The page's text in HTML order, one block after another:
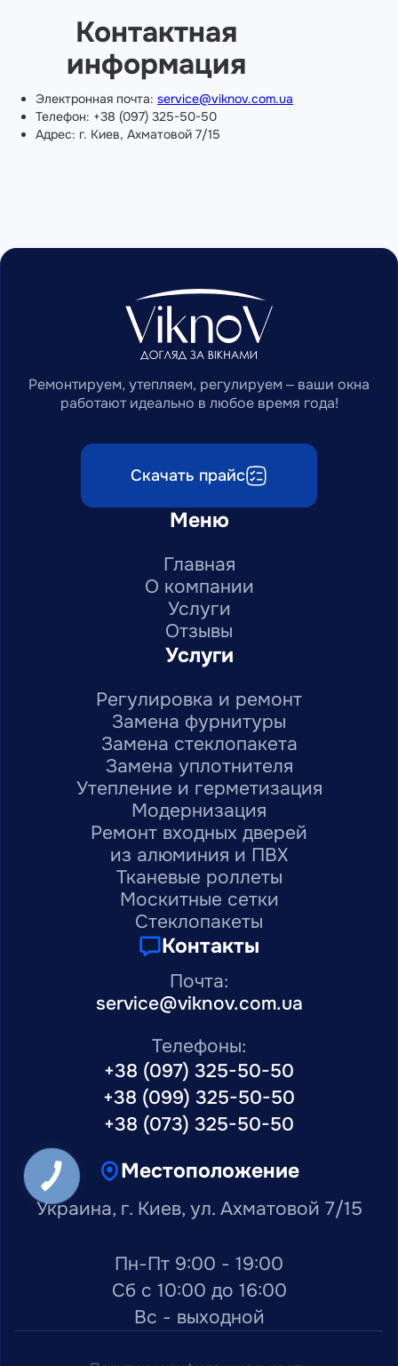
Контактная
информация
Электронная почта: service@viknov.com.ua
Телефон: +38 (097) 325-50-50
Адрес: г. Киев, Ахматовой 7/15
Ремонтируем, утепляем, регулируем – ваши окна
работают идеально в любое время года!
Скачать прайс
Меню
Главная
О компании
Услуги
Отзывы
Услуги
Регулировка и ремонт
Замена фурнитуры
Замена стеклопакета
Замена уплотнителя
Утепление и герметизация
Модернизация
Ремонт входных дверей
из алюминия и ПВХ
Тканевые роллеты
Москитные сетки
Стеклопакеты
Контакты
Почта:
service@viknov.com.ua
Телефоны:
+38 (097) 325-50-50
+38 (099) 325-50-50
+38 (073) 325-50-50
Местоположение
Украина, г. Киев, ул. Ахматовой 7/15
Пн-Пт 9:00 - 19:00
Сб с 10:00 до 16:00
Вс - выходной